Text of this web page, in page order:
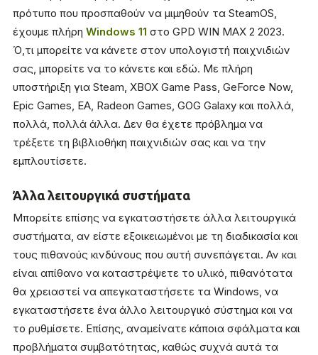
πρότυπο που προσπαθούν να μιμηθούν τα SteamOS,
έχουμε πλήρη Windows 11 στο GPD WIN MAX 2 2023.
Ό,τι μπορείτε να κάνετε στον υπολογιστή παιχνιδιών
σας, μπορείτε να το κάνετε και εδώ. Με πλήρη
υποστήριξη για Steam, XBOX Game Pass, GeForce Now,
Epic Games, EA, Radeon Games, GOG Galaxy και πολλά,
πολλά, πολλά άλλα. Δεν θα έχετε πρόβλημα να
τρέξετε τη βιβλιοθήκη παιχνιδιών σας και να την
εμπλουτίσετε.
Άλλα λειτουργικά συστήματα
Μπορείτε επίσης να εγκαταστήσετε άλλα λειτουργικά
συστήματα, αν είστε εξοικειωμένοι με τη διαδικασία και
τους πιθανούς κινδύνους που αυτή συνεπάγεται. Αν και
είναι απίθανο να καταστρέψετε το υλικό, πιθανότατα
θα χρειαστεί να απεγκαταστήσετε τα Windows, να
εγκαταστήσετε ένα άλλο λειτουργικό σύστημα και να
το ρυθμίσετε. Επίσης, αναμείνατε κάποια σφάλματα και
προβλήματα συμβατότητας, καθώς συχνά αυτά τα